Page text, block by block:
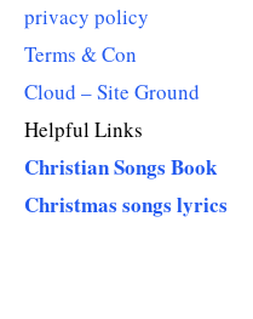
privacy policy
Terms & Con
Cloud – Site Ground
Helpful Links
Christian Songs Book
Christmas songs lyrics